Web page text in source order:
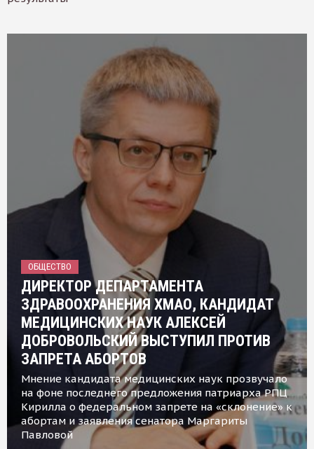
ОБЩЕСТВО
ДИРЕКТОР ДЕПАРТАМЕНТА
ЗДРАВООХРАНЕНИЯ ХМАО, КАНДИДАТ
МЕДИЦИНСКИХ НАУК АЛЕКСЕЙ
ДОБРОВОЛЬСКИЙ ВЫСТУПИЛ ПРОТИВ
ЗАПРЕТА АБОРТОВ
Мнение кандидата медицинских наук прозвучало
на фоне последнего предложения патриарха РПЦ
Кирилла о федеральном запрете на «склонение» к
абортам и заявления сенатора Маргариты
Павловой